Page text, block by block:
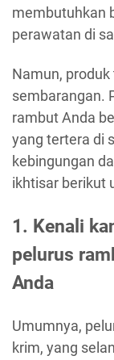
membutuhkan
perawatan di
Namun,
sembarangan.
rambut Anda
yang tertera di
kebingungan
ikhtisar berikut
1. Kenali
pelurus
Anda
Umumnya,
krim, yang